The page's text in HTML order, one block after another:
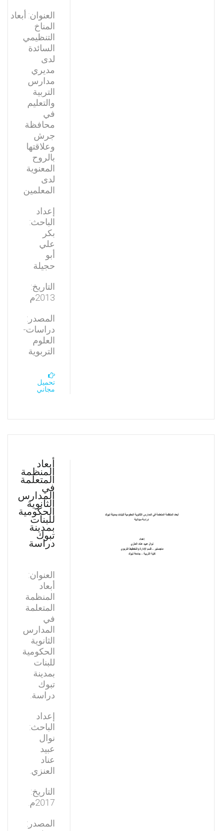
العنوان: أبعاد
المناخ
التنظيمي
السائدة
لدى
مديري
مدارس
التربية
والتعليم
في
محافظة
جرش
وعلاقتها
بالروح
المعنوية
لدى
المعلمين
إعداد
الباحث:
بكر
علي
أبو
حجيلة
التاريخ:
2013م
المصدر:
دراسات-
العلوم
التربوية
تحميل
مجاني
أبعاد
المنظمة
المتعلمة
في
المدارس
الثانوية
الحكومية
للبنات
بمدينة
تبوك
دراسة
العنوان:
أبعاد
المنظمة
المتعلمة
في
المدارس
الثانوية
الحكومية
للبنات
بمدينة
تبوك
دراسة.
إعداد
الباحث:
نوال
عبيد
عناد
العنزي.
التاريخ:
2017م.
المصدر: